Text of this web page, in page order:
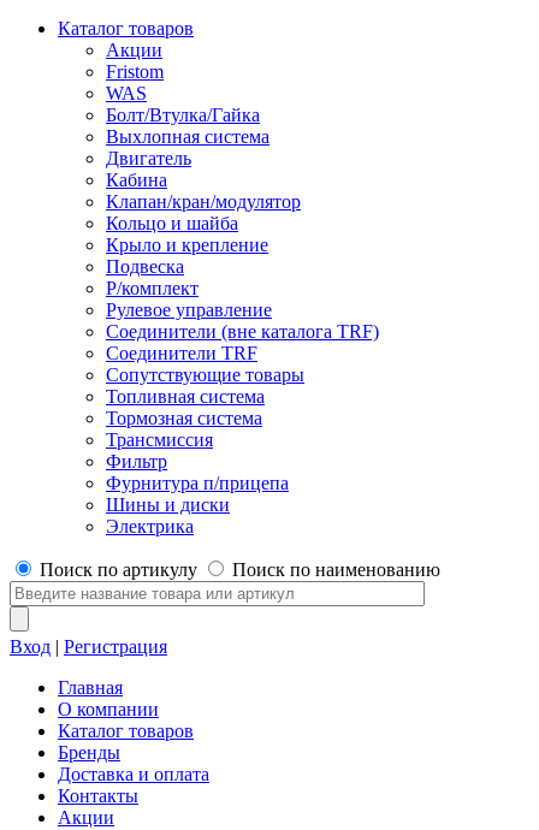
Каталог товаров
Акции
Fristom
WAS
Болт/Втулка/Гайка
Выхлопная система
Двигатель
Кабина
Клапан/кран/модулятор
Кольцо и шайба
Крыло и крепление
Подвеска
Р/комплект
Рулевое управление
Соединители (вне каталога TRF)
Соединители TRF
Сопутствующие товары
Топливная система
Тормозная система
Трансмиссия
Фильтр
Фурнитура п/прицепа
Шины и диски
Электрика
Поиск по артикулу Поиск по наименованию
Вход | Регистрация
Главная
О компании
Каталог товаров
Бренды
Доставка и оплата
Контакты
Акции